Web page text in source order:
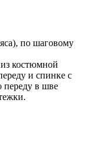
по шаговому
костюмной
и спинке с
переду в шве